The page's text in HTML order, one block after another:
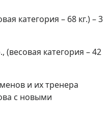
категория – 68 кг.) – 3
(весовая категория – 42
и их тренера
с новыми